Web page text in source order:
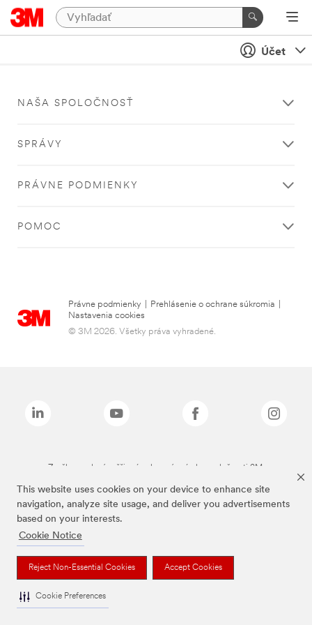
This website uses cookies on your device to enhance site
navigation, analyze site usage, and deliver you advertisements
based on your interests.
Cookie Notice
Reject Non-Essential Cookies Accept Cookies
Cookie Preferences
Účet
NAŠA SPOLOČNOSŤ
SPRÁVY
PRÁVNE PODMIENKY
POMOC
Právne podmienky Prehlásenie o ochrane súkromia
Nastavenia cookies
© 3M 2026. Všetky práva vyhradené.
Značky uvedené vyššie sú ochranné známky spoločnosti 3M.